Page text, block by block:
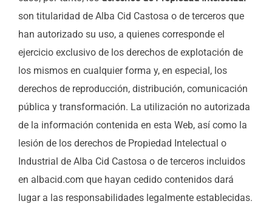
son titularidad de Alba Cid Castosa o de terceros que
han autorizado su uso, a quienes corresponde el
ejercicio exclusivo de los derechos de explotación de
los mismos en cualquier forma y, en especial, los
derechos de reproducción, distribución, comunicación
pública y transformación. La utilización no autorizada
de la información contenida en esta Web, así como la
lesión de los derechos de Propiedad Intelectual o
Industrial de Alba Cid Castosa o de terceros incluidos
en albacid.com que hayan cedido contenidos dará
lugar a las responsabilidades legalmente establecidas.